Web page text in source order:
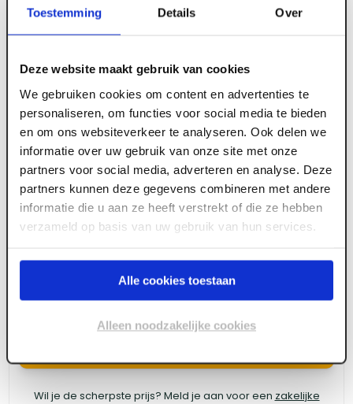
Toestemming Details Over
Deze website maakt gebruik van cookies
We gebruiken cookies om content en advertenties te
personaliseren, om functies voor social media te bieden
en om ons websiteverkeer te analyseren. Ook delen we
informatie over uw gebruik van onze site met onze
partners voor social media, adverteren en analyse. Deze
partners kunnen deze gegevens combineren met andere
informatie die u aan ze heeft verstrekt of die ze hebben
verzameld op basis van uw gebruik van hun services.
Alle cookies toestaan
Alleen noodzakelijke cookies
ART003243
Blum scharnier Cliptop 110 schroefbaar vol
opdek met veer
Meld je aan of maak een account aan om toegang
te krijgen tot de prijzen.
Wil je de scherpste prijs? Meld je aan voor een zakelijke